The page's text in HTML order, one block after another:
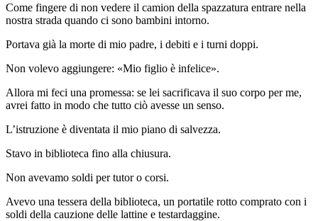
Come fingere di non vedere il camion della spazzatura entrare nella
nostra strada quando ci sono bambini intorno.
Portava già la morte di mio padre, i debiti e i turni doppi.
Non volevo aggiungere: «Mio figlio è infelice».
Allora mi feci una promessa: se lei sacrificava il suo corpo per me,
avrei fatto in modo che tutto ciò avesse un senso.
L’istruzione è diventata il mio piano di salvezza.
Stavo in biblioteca fino alla chiusura.
Non avevamo soldi per tutor o corsi.
Avevo una tessera della biblioteca, un portatile rotto comprato con i
soldi della cauzione delle lattine e testardaggine.